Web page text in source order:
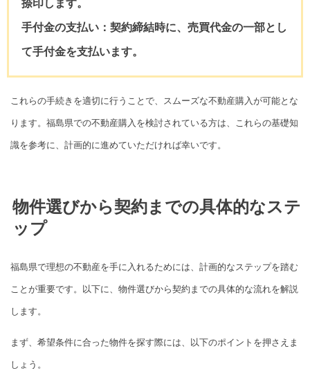
捺印します。
手付金の支払い：契約締結時に、売買代金の一部とし
て手付金を支払います。
これらの手続きを適切に行うことで、スムーズな不動産購入が可能とな
ります。福島県での不動産購入を検討されている方は、これらの基礎知
識を参考に、計画的に進めていただければ幸いです。
物件選びから契約までの具体的なステ
ップ
福島県で理想の不動産を手に入れるためには、計画的なステップを踏む
ことが重要です。以下に、物件選びから契約までの具体的な流れを解説
します。
まず、希望条件に合った物件を探す際には、以下のポイントを押さえま
しょう。